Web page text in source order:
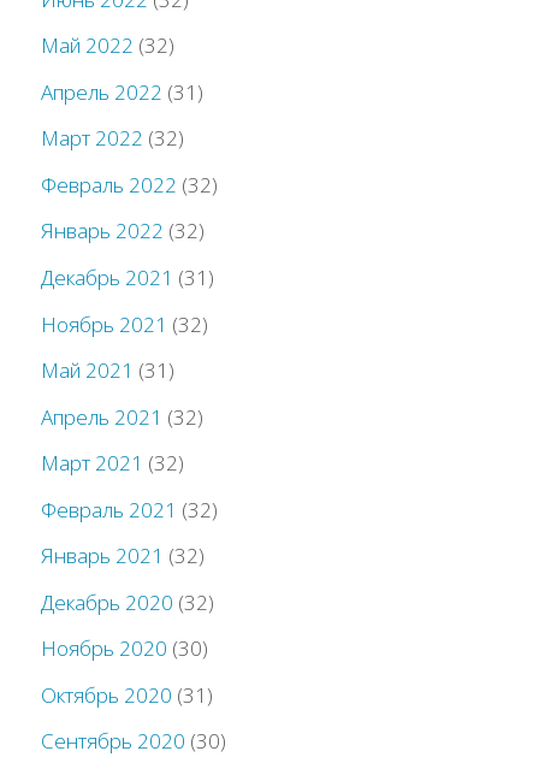
Май 2022 (32)
Апрель 2022 (31)
Март 2022 (32)
Февраль 2022 (32)
Январь 2022 (32)
Декабрь 2021 (31)
Ноябрь 2021 (32)
Май 2021 (31)
Апрель 2021 (32)
Март 2021 (32)
Февраль 2021 (32)
Январь 2021 (32)
Декабрь 2020 (32)
Ноябрь 2020 (30)
Октябрь 2020 (31)
Сентябрь 2020 (30)